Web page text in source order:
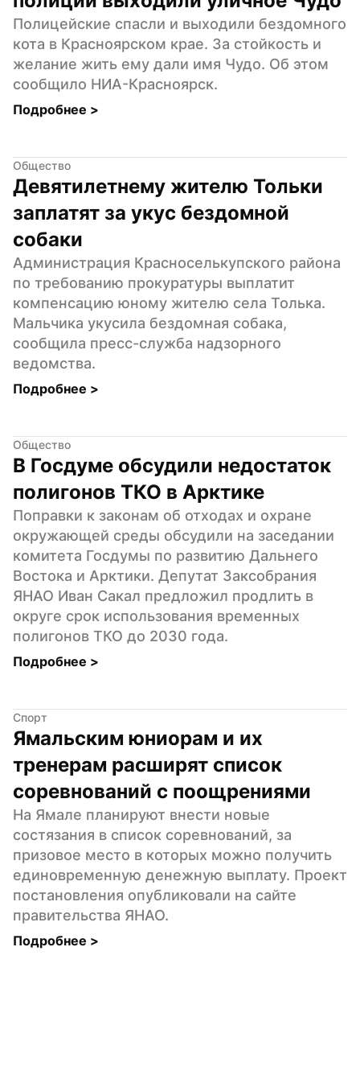
Полицейские спасли и выходили бездомного
кота в Красноярском крае. За стойкость и
желание жить ему дали имя Чудо. Об этом
сообщило НИА-Красноярск.
Подробнее >
Общество
Девятилетнему жителю Тольки
заплатят за укус бездомной
собаки
Администрация Красноселькупского района
по требованию прокуратуры выплатит
компенсацию юному жителю села Толька.
Мальчика укусила бездомная собака,
сообщила пресс-служба надзорного
ведомства.
Подробнее >
Общество
В Госдуме обсудили недостаток
полигонов ТКО в Арктике
Поправки к законам об отходах и охране
окружающей среды обсудили на заседании
комитета Госдумы по развитию Дальнего
Востока и Арктики. Депутат Заксобрания
ЯНАО Иван Сакал предложил продлить в
округе срок использования временных
полигонов ТКО до 2030 года.
Подробнее >
Спорт
Ямальским юниорам и их
тренерам расширят список
соревнований с поощрениями
На Ямале планируют внести новые
состязания в список соревнований, за
призовое место в которых можно получить
единовременную денежную выплату. Проект
постановления опубликовали на сайте
правительства ЯНАО.
Подробнее >